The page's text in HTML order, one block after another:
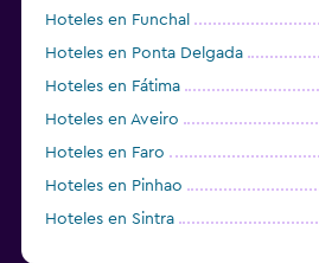
Hoteles en Funchal
Hoteles en Ponta Delgada
Hoteles en Fátima
Hoteles en Aveiro
Hoteles en Faro
Hoteles en Pinhao
Hoteles en Sintra